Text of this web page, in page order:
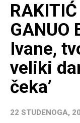
GANUO
Ivane,
veliki
čeka’
22 STUDENOGA,